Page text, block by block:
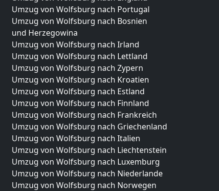
Umzug von Wolfsburg nach Portugal
Umzug von Wolfsburg nach Bosnien
und Herzegowina
Umzug von Wolfsburg nach Irland
Umzug von Wolfsburg nach Lettland
Umzug von Wolfsburg nach Zypern
Umzug von Wolfsburg nach Kroatien
Umzug von Wolfsburg nach Estland
Umzug von Wolfsburg nach Finnland
Umzug von Wolfsburg nach Frankreich
Umzug von Wolfsburg nach Griechenland
Umzug von Wolfsburg nach Italien
Umzug von Wolfsburg nach Liechtenstein
Umzug von Wolfsburg nach Luxemburg
Umzug von Wolfsburg nach Niederlande
Umzug von Wolfsburg nach Norwegen